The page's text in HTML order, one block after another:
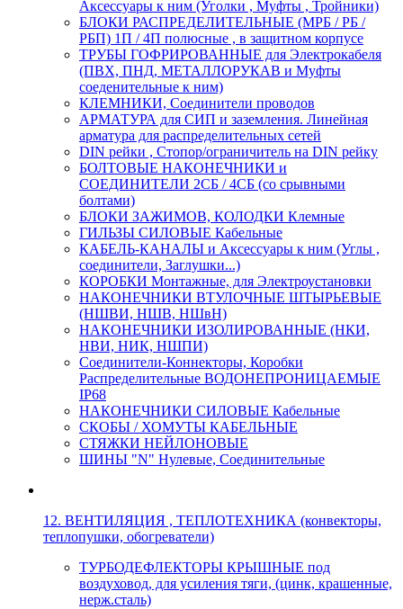
Аксессуары к ним (Уголки , Муфты , Тройники)
БЛОКИ РАСПРЕДЕЛИТЕЛЬНЫЕ (МРБ / РБ /
РБП) 1П / 4П полюсные , в защитном корпусе
ТРУБЫ ГОФРИРОВАННЫЕ для Электрокабеля
(ПВХ, ПНД, МЕТАЛЛОРУКАВ и Муфты
соеденительные к ним)
КЛЕМНИКИ, Соединители проводов
АРМАТУРА для СИП и заземления. Линейная
арматура для распределительных сетей
DIN рейки , Стопор/ограничитель на DIN рейку
БОЛТОВЫЕ НАКОНЕЧНИКИ и
СОЕДИНИТЕЛИ 2СБ / 4СБ (со срывными
болтами)
БЛОКИ ЗАЖИМОВ, КОЛОДКИ Клемные
ГИЛЬЗЫ СИЛОВЫЕ Кабельные
КАБЕЛЬ-КАНАЛЫ и Аксессуары к ним (Углы ,
соединители, Заглушки...)
КОРОБКИ Монтажные, для Электроустановки
НАКОНЕЧНИКИ ВТУЛОЧНЫЕ ШТЫРЬЕВЫЕ
(НШВИ, НШВ, НШвН)
НАКОНЕЧНИКИ ИЗОЛИРОВАННЫЕ (НКИ,
НВИ, НИК, НШПИ)
Соединители-Коннекторы, Коробки
Распределительные ВОДОНЕПРОНИЦАЕМЫЕ
IP68
НАКОНЕЧНИКИ СИЛОВЫЕ Кабельные
СКОБЫ / ХОМУТЫ КАБЕЛЬНЫЕ
СТЯЖКИ НЕЙЛОНОВЫЕ
ШИНЫ "N" Нулевые, Соединительные
12. ВЕНТИЛЯЦИЯ , ТЕПЛОТЕХНИКА (конвекторы,
теплопушки, обогреватели)
ТУРБОДЕФЛЕКТОРЫ КРЫШНЫЕ под
воздуховод, для усиления тяги, (цинк, крашенные,
нерж.сталь)